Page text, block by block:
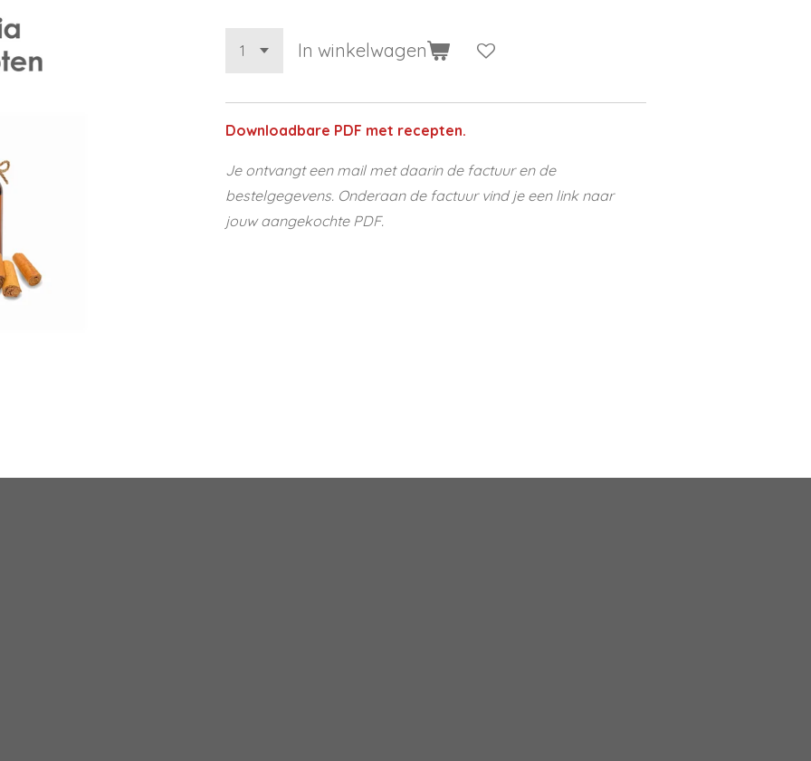
In winkelwagen
Downloadbare PDF met recepten.
Je ontvangt een mail met daarin de factuur en de
bestelgegevens. Onderaan de factuur vind je een link naar
jouw aangekochte PDF.